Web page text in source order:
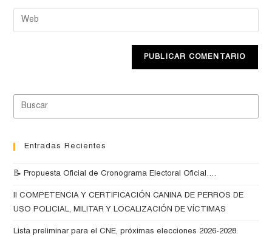
Entradas Recientes
📝 Propuesta Oficial de Cronograma Electoral Oficial….
II COMPETENCIA Y CERTIFICACIÓN CANINA DE PERROS DE
USO POLICIAL, MILITAR Y LOCALIZACIÓN DE VÍCTIMAS
Lista preliminar para el CNE, próximas elecciones 2026-2028.